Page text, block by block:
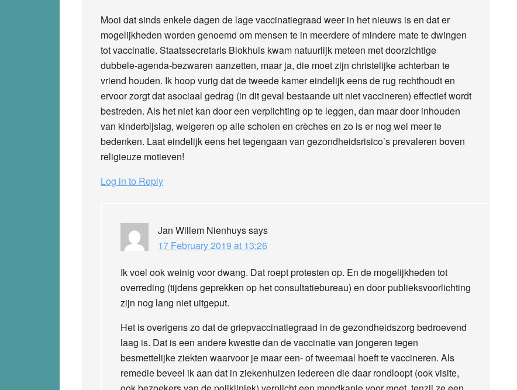
Mooi dat sinds enkele dagen de lage vaccinatiegraad weer in het nieuws is en dat er
mogelijkheden worden genoemd om mensen te in meerdere of mindere mate te dwingen
tot vaccinatie. Staatssecretaris Blokhuis kwam natuurlijk meteen met doorzichtige
dubbele-agenda-bezwaren aanzetten, maar ja, die moet zijn christelijke achterban te
vriend houden. Ik hoop vurig dat de tweede kamer eindelijk eens de rug rechthoudt en
ervoor zorgt dat asociaal gedrag (in dit geval bestaande uit niet vaccineren) effectief wordt
bestreden. Als het niet kan door een verplichting op te leggen, dan maar door inhouden
van kinderbijslag, weigeren op alle scholen en crèches en zo is er nog wel meer te
bedenken. Laat eindelijk eens het tegengaan van gezondheidsrisico’s prevaleren boven
religieuze motieven!
Log in to Reply
Jan Willem Nienhuyssays
17 February 2019 at 13:26
Ik voel ook weinig voor dwang. Dat roept protesten op. En de mogelijkheden tot
overreding (tijdens geprekken op het consultatiebureau) en door publieksvoorlichting
zijn nog lang niet uitgeput.
Het is overigens zo dat de griepvaccinatiegraad in de gezondheidszorg bedroevend
laag is. Dat is een andere kwestie dan de vaccinatie van jongeren tegen
besmettelijke ziekten waarvoor je maar een- of tweemaal hoeft te vaccineren. Als
remedie beveel ik aan dat in ziekenhuizen iedereen die daar rondloopt (ook visite,